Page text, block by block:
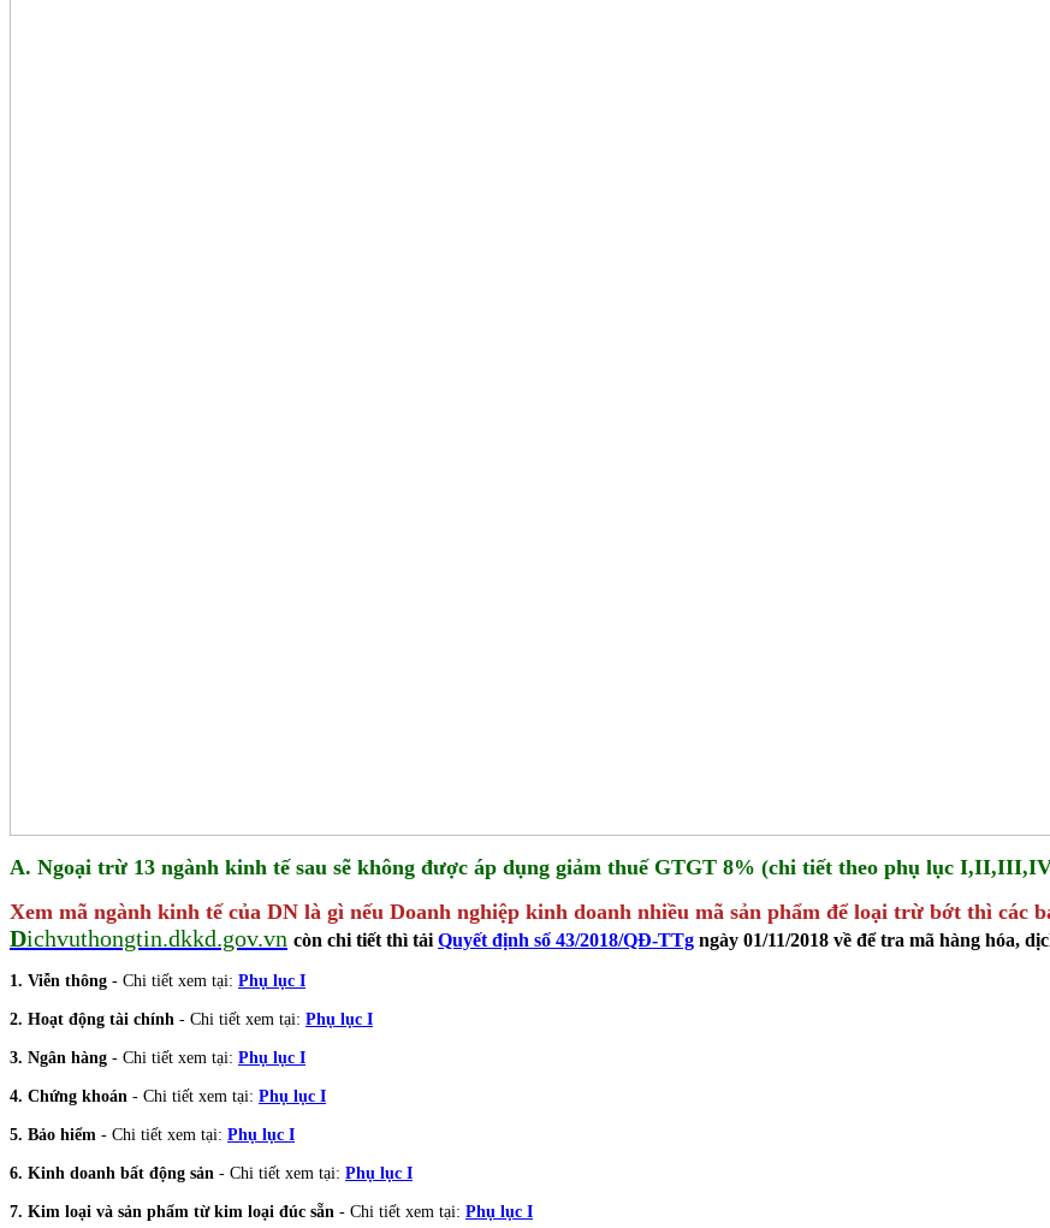
A. Ngoại trừ 13 ngành kinh tế sau sẽ không được áp dụng giảm thuế GTGT 8% (chi tiết theo phụ lục
Xem mã ngành kinh tế của DN là gì nếu Doanh nghiệp kinh doanh nhiều mã sản phẩm để loại trừ bớt thì các
Dichvuthongtin.dkkd.gov.vn còn chi tiết thì tải Quyết định số 43/2018/QĐ-TTg ngày 01/11/2018 về để tra mã hàng hóa,
1. Viễn thông - Chi tiết xem tại: Phụ lục I
2. Hoạt động tài chính - Chi tiết xem tại: Phụ lục I
3. Ngân hàng - Chi tiết xem tại: Phụ lục I
4. Chứng khoán - Chi tiết xem tại: Phụ lục I
5. Bảo hiểm - Chi tiết xem tại: Phụ lục I
6. Kinh doanh bất động sản - Chi tiết xem tại: Phụ lục I
7. Kim loại và sản phẩm từ kim loại đúc sẵn - Chi tiết xem tại: Phụ lục I